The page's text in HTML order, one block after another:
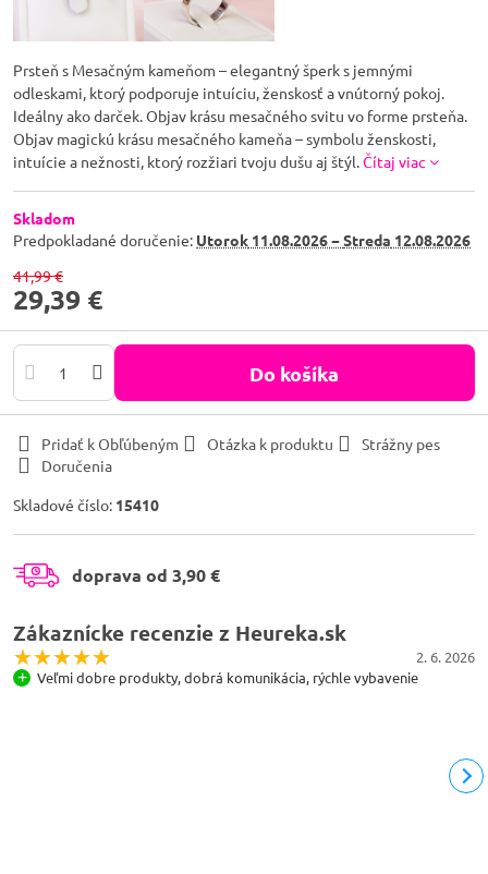
Prsteň s Mesačným kameňom – elegantný šperk s jemnými
odleskami, ktorý podporuje intuíciu, ženskosť a vnútorný pokoj.
Ideálny ako darček. Objav krásu mesačného svitu vo forme prsteňa.
Objav magickú krásu mesačného kameňa – symbolu ženskosti,
intuície a nežnosti, ktorý rozžiari tvoju dušu aj štýl.Čítaj viac
Skladom
Predpokladané doručenie: Utorok 11.08.2026 −Streda 12.08.2026
41,99 €
29,39 €
Do košíka
Pridať k Obľúbeným Otázka k produktu
Strážny pes
Doručenia
Skladové číslo: 15410
doprava od 3,90 €
Zákaznícke recenzie z Heureka.sk
2. 6. 2026
Veľmi dobre produkty, dobrá komunikácia, rýchle vybavenie